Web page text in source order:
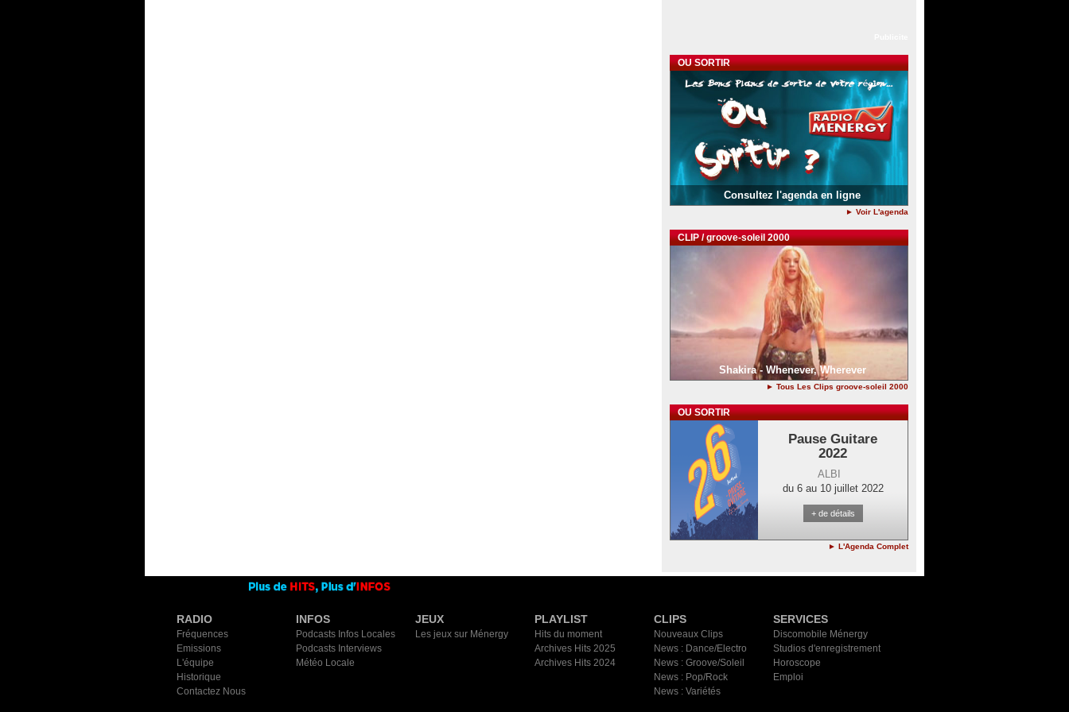
OU SORTIR
Consultez l'agenda en ligne
► Voir L'agenda
CLIP / groove-soleil 2000
Shakira - Whenever, Wherever
► Tous Les Clips groove-soleil 2000
OU SORTIR
Pause Guitare
2022
ALBI
du 6 au 10 juillet 2022
+ de détails
► L'Agenda Complet
RADIO
Fréquences
Emissions
L'équipe
Historique
Contactez Nous
INFOS
Podcasts Infos Locales
Podcasts Interviews
Météo Locale
JEUX
Les jeux sur Ménergy
PLAYLIST
Hits du moment
Archives Hits 2025
Archives Hits 2024
CLIPS
Nouveaux Clips
News : Dance/Electro
News : Groove/Soleil
News : Pop/Rock
News : Variétés
SERVICES
Discomobile Ménergy
Studios d'enregistrement
Horoscope
Emploi